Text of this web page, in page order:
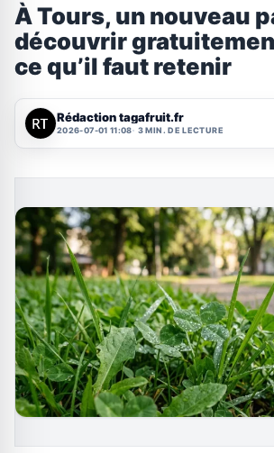
À Tours, un nouveau
découvrir
ce qu’il faut retenir
Rédaction tagafruit.fr
2026-07-01 11:08 3 MIN. DE LECTURE